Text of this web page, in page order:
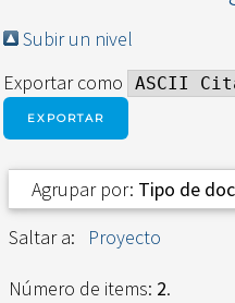
Subir un nivel
Exportar como
Agrupar por: Tipo de
Saltar a:
Proyecto
Número de items: 2.